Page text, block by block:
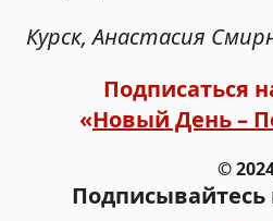
Курск, Анастасия
Подписаться
«Новый День –
©
Подписывайтесь